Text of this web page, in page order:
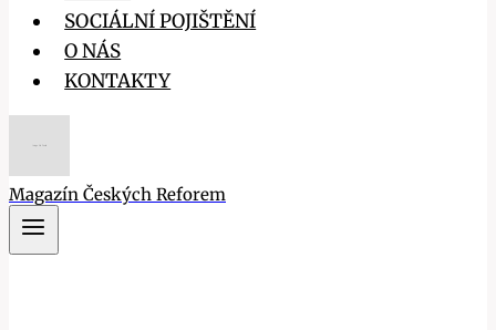
SOCIÁLNÍ POJIŠTĚNÍ
O NÁS
KONTAKTY
Magazín Českých Reforem